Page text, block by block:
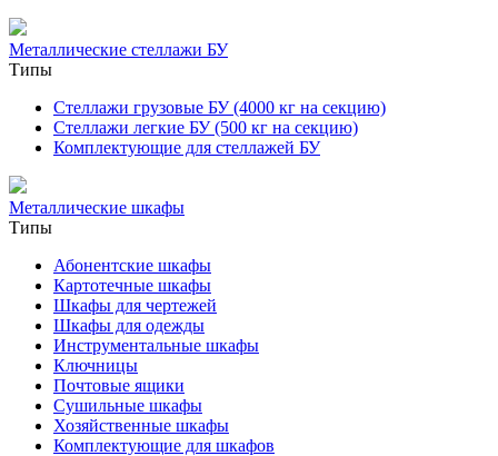
Металлические стеллажи БУ
Типы
Стеллажи грузовые БУ (4000 кг на секцию)
Стеллажи легкие БУ (500 кг на секцию)
Комплектующие для стеллажей БУ
Металлические шкафы
Типы
Абонентские шкафы
Картотечные шкафы
Шкафы для чертежей
Шкафы для одежды
Инструментальные шкафы
Ключницы
Почтовые ящики
Сушильные шкафы
Хозяйственные шкафы
Комплектующие для шкафов